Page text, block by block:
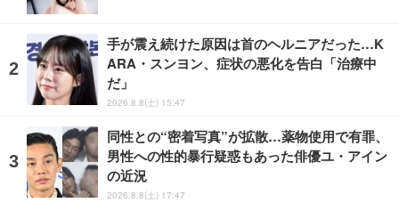
手が震え続けた原因は首のヘルニアだった…K
ARA・スンヨン、症状の悪化を告白「治療中
だ」
2026.8.8(土) 15:47
同性との“密着写真”が拡散…薬物使用で有罪、
男性への性的暴行疑惑もあった俳優ユ・アイン
の近況
2026.8.8(土) 17:47